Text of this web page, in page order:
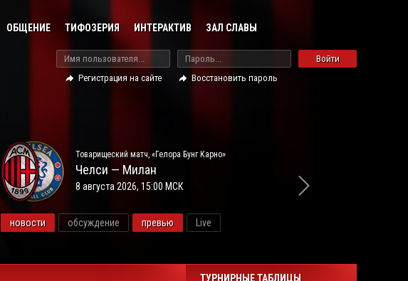
ОБЩЕНИЕ ТИФОЗЕРИЯ ИНТЕРАКТИВ ЗАЛ СЛАВЫ
Войти
Регистрация на сайте
Восстановить пароль
Товарищеский матч, «Гелора Бунг Карно»
Челси — Милан
8 августа 2026, 15:00 МСК
новости обсуждение превью Live
ТУРНИРНЫЕ ТАБЛИЦЫ